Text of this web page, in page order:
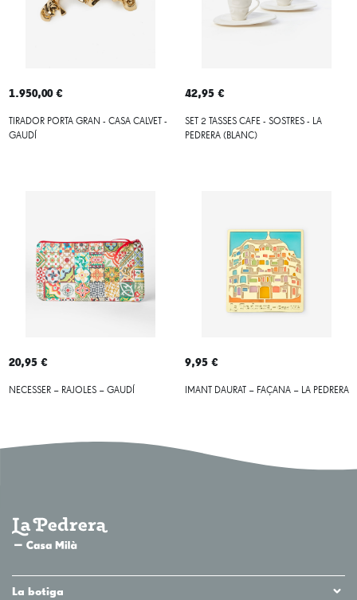
1.950,00 €
TIRADOR PORTA GRAN - CASA CALVET -
GAUDÍ
42,95 €
SET 2 TASSES CAFE - SOSTRES - LA
PEDRERA (BLANC)
20,95 €
NECESSER – RAJOLES – GAUDÍ
9,95 €
IMANT DAURAT – FAÇANA – LA PEDRERA
La botiga